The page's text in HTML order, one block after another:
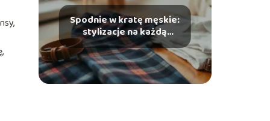
Spodnie w kratę męskie:
stylizacje na każdą
okazję